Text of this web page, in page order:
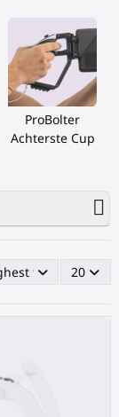
ProBolter
Achterste Cup
first 20